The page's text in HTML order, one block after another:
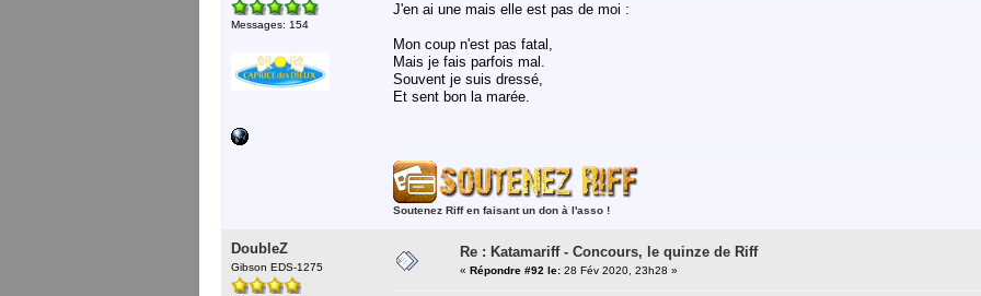
Messages: 154
J'en ai une mais elle est pas de moi :
Mon coup n'est pas fatal,
Mais je fais parfois mal.
Souvent je suis dressé,
Et sent bon la marée.
Soutenez Riff en faisant un don à l'asso !
DoubleZ
Gibson EDS-1275
Re : Katamariff - Concours, le quinze de Riff
« Répondre #92 le: 28 Fév 2020, 23h28 »